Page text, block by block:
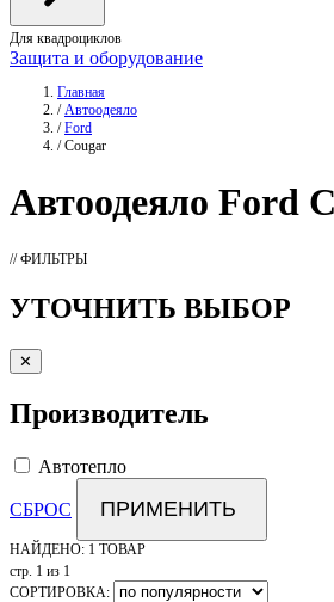
Для квадроциклов
Защита и оборудование
Главная
/ Автоодеяло
/ Ford
/ Cougar
Автоодеяло Ford
// ФИЛЬТРЫ
УТОЧНИТЬ ВЫБОР
✕
Производитель
Автотепло
СБРОС ПРИМЕНИТЬ
НАЙДЕНО: 1 ТОВАР
стр. 1 из 1
СОРТИРОВКА: